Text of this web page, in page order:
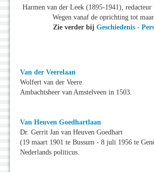
Harmen van der Leek (1895-1941), redacteur
Wegen vanaf de oprichting tot
Zie verder bij Geschiedenis -
Van der Veerelaan
Wolfert van der Veere
Ambachtsheer van Amstelveen in 1503.
Van Heuven Goedhartlaan
Dr. Gerrit Jan van Heuven Goedhart
(19 maart 1901 te Bussum - 8 juli 1956 te
Nederlands politicus.